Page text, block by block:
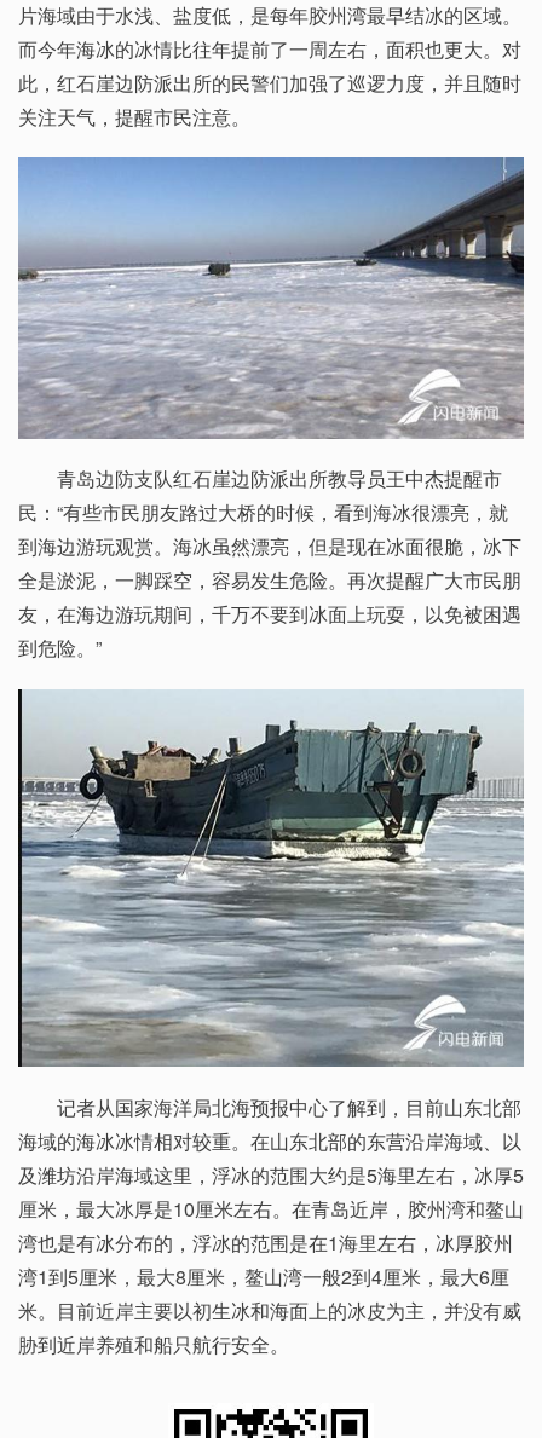
片海域由于水浅、盐度低，是每年胶州湾最早结冰的区域。
而今年海冰的冰情比往年提前了一周左右，面积也更大。对
此，红石崖边防派出所的民警们加强了巡逻力度，并且随时
关注天气，提醒市民注意。
青岛边防支队红石崖边防派出所教导员王中杰提醒市
民：“有些市民朋友路过大桥的时候，看到海冰很漂亮，就
到海边游玩观赏。海冰虽然漂亮，但是现在冰面很脆，冰下
全是淤泥，一脚踩空，容易发生危险。再次提醒广大市民朋
友，在海边游玩期间，千万不要到冰面上玩耍，以免被困遇
到危险。”
记者从国家海洋局北海预报中心了解到，目前山东北部
海域的海冰冰情相对较重。在山东北部的东营沿岸海域、以
及潍坊沿岸海域这里，浮冰的范围大约是5海里左右，冰厚5
厘米，最大冰厚是10厘米左右。在青岛近岸，胶州湾和鳌山
湾也是有冰分布的，浮冰的范围是在1海里左右，冰厚胶州
湾1到5厘米，最大8厘米，鳌山湾一般2到4厘米，最大6厘
米。目前近岸主要以初生冰和海面上的冰皮为主，并没有威
胁到近岸养殖和船只航行安全。